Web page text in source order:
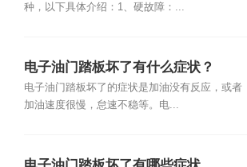
种，以下具体介绍：1、硬故障：...
电子油门踏板坏了有什么症状？
电子油门踏板坏了的症状是加油没有反应，或者
加油速度很慢，怠速不稳等。电...